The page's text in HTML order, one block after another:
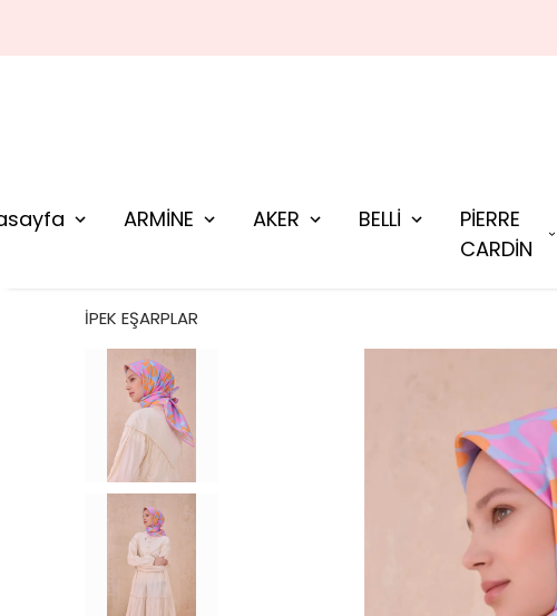
ARMİNE AKER BELLİ
PİERRE
CARDİN
İPEK EŞARPLAR